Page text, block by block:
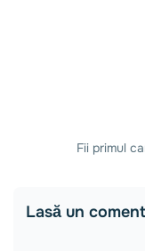
Fii primul
Lasă un